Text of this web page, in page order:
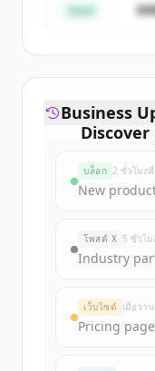
Seed
Discover
Sign up
New
Business
บล็อก 2 ชั่วโมง
New
โพสต์ X 5 ชั่วโ
Industry
เว็บไซต์ เมื่อวาน
Pricing